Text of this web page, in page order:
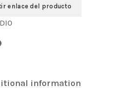
enlace del producto
information